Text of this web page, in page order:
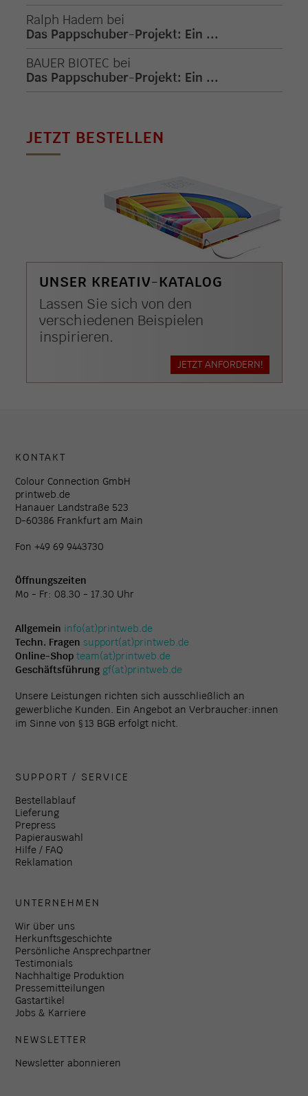
Ralph Hadem bei
Das Pappschuber-Projekt: Ein ...
BAUER BIOTEC bei
Das Pappschuber-Projekt: Ein ...
JETZT BESTELLEN
UNSER KREATIV-KATALOG
Lassen Sie sich von den
verschiedenen Beispielen
inspirieren.
JETZT ANFORDERN!
KONTAKT
Colour Connection GmbH
printweb.de
Hanauer Landstraße 523
D-60386 Frankfurt am Main
Fon +49 69 9443730
Öffnungszeiten
Mo - Fr: 08.30 - 17.30 Uhr
Allgemein info(at)printweb.de
Techn. Fragen support(at)printweb.de
Online-Shop team(at)printweb.de
Geschäftsführung gf(at)printweb.de
Unsere Leistungen richten sich ausschließlich an
gewerbliche Kunden. Ein Angebot an Verbraucher:innen
im Sinne von § 13 BGB erfolgt nicht.
SUPPORT / SERVICE
Bestellablauf
Lieferung
Prepress
Papierauswahl
Hilfe / FAQ
Reklamation
UNTERNEHMEN
Wir über uns
Herkunftsgeschichte
Persönliche Ansprechpartner
Testimonials
Nachhaltige Produktion
Pressemitteilungen
Gastartikel
Jobs & Karriere
NEWSLETTER
Newsletter abonnieren